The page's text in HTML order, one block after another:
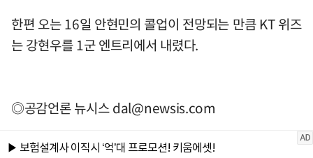
한편 오는 16일 안현민의 콜업이 전망되는 만큼 KT 위즈
는 강현우를 1군 엔트리에서 내렸다.
◎공감언론 뉴시스dal@newsis.com